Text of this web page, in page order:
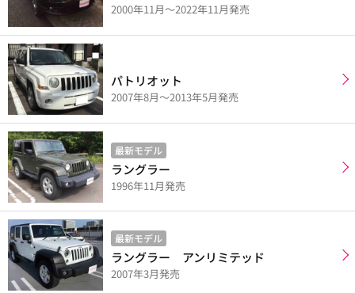
2000年11月～2022年11月発売
パトリオット
2007年8月～2013年5月発売
最新モデル
ラングラー
1996年11月発売
最新モデル
ラングラー アンリミテッド
2007年3月発売